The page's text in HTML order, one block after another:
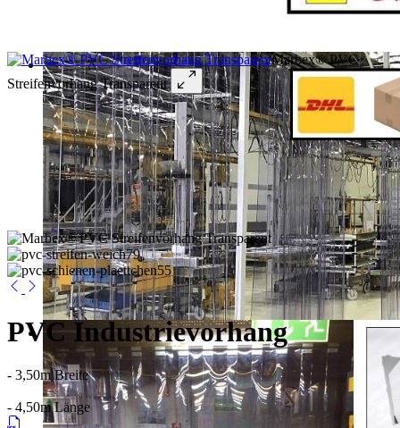
Marbex® PVC
Streifenvorhang Transparent
PVC Industrievorhang
- 3,50m Breite
- 4,50m Länge